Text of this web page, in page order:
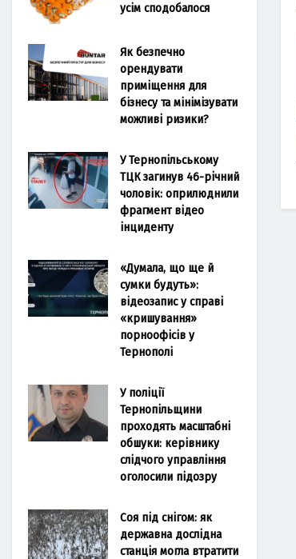
усім сподобалося
Як безпечно
орендувати
приміщення для
бізнесу та мінімізувати
можливі ризики?
У Тернопільському
ТЦК загинув 46-річний
чоловік: оприлюднили
фрагмент відео
інциденту
«Думала, що ще й
сумки будуть»:
відеозапис у справі
«кришування»
порноофісів у
Тернополі
У поліції
Тернопільщини
проходять масштабні
обшуки: керівнику
слідчого управління
оголосили підозру
Соя під снігом: як
державна дослідна
станція могла втратити